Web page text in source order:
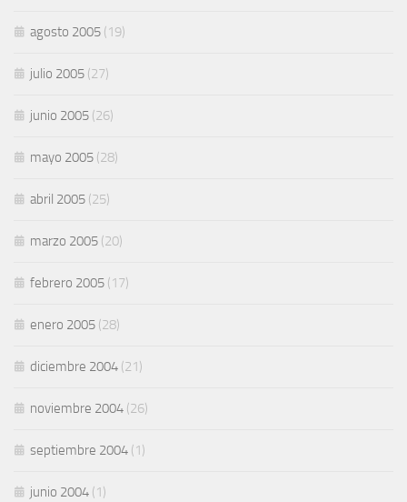
agosto 2005 (19)
julio 2005 (27)
junio 2005 (26)
mayo 2005 (28)
abril 2005 (25)
marzo 2005 (20)
febrero 2005 (17)
enero 2005 (28)
diciembre 2004 (21)
noviembre 2004 (26)
septiembre 2004 (1)
junio 2004 (1)